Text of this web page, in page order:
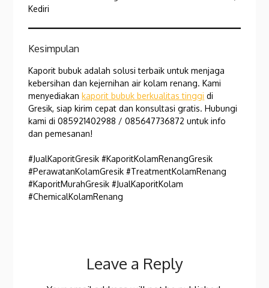
Kediri
Kesimpulan
Kaporit bubuk adalah solusi terbaik untuk menjaga
kebersihan dan kejernihan air kolam renang. Kami
menyediakankaporit bubuk berkualitas tinggi di
Gresik, siap kirim cepat dan konsultasi gratis. Hubungi
kami di 085921402988 / 085647736872 untuk info
dan pemesanan!
#JualKaporitGresik #KaporitKolamRenangGresik
#PerawatanKolamGresik #TreatmentKolamRenang
#KaporitMurahGresik #JualKaporitKolam
#ChemicalKolamRenang
Leave a Reply